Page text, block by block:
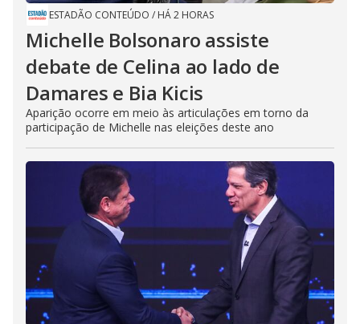
ESTADÃO CONTEÚDO / HÁ 2 HORAS
Michelle Bolsonaro assiste
debate de Celina ao lado de
Damares e Bia Kicis
Aparição ocorre em meio às articulações em torno da
participação de Michelle nas eleições deste ano